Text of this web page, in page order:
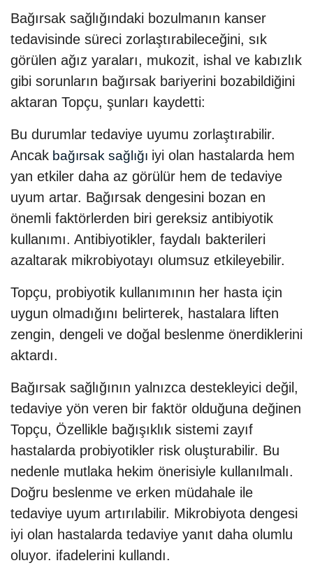
Bağırsak sağlığındaki bozulmanın kanser
tedavisinde süreci zorlaştırabileceğini, sık
görülen ağız yaraları, mukozit, ishal ve kabızlık
gibi sorunların bağırsak bariyerini bozabildiğini
aktaran Topçu, şunları kaydetti:
Bu durumlar tedaviye uyumu zorlaştırabilir.
Ancak bağırsak sağlığı iyi olan hastalarda hem
yan etkiler daha az görülür hem de tedaviye
uyum artar. Bağırsak dengesini bozan en
önemli faktörlerden biri gereksiz antibiyotik
kullanımı. Antibiyotikler, faydalı bakterileri
azaltarak mikrobiyotayı olumsuz etkileyebilir.
Topçu, probiyotik kullanımının her hasta için
uygun olmadığını belirterek, hastalara liften
zengin, dengeli ve doğal beslenme önerdiklerini
aktardı.
Bağırsak sağlığının yalnızca destekleyici değil,
tedaviye yön veren bir faktör olduğuna değinen
Topçu, Özellikle bağışıklık sistemi zayıf
hastalarda probiyotikler risk oluşturabilir. Bu
nedenle mutlaka hekim önerisiyle kullanılmalı.
Doğru beslenme ve erken müdahale ile
tedaviye uyum artırılabilir. Mikrobiyota dengesi
iyi olan hastalarda tedaviye yanıt daha olumlu
oluyor. ifadelerini kullandı.